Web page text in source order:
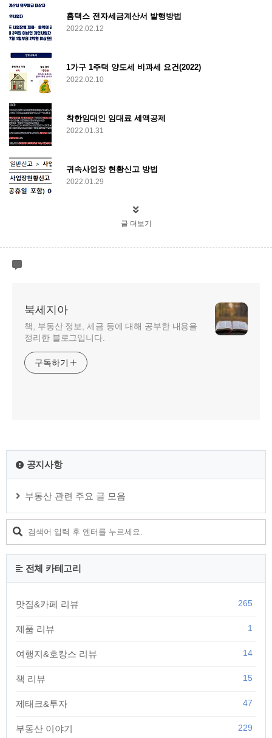
홈택스 전자세금계산서 발행방법
2022.02.12
1가구 1주택 양도세 비과세 요건(2022)
2022.02.10
착한임대인 임대료 세액공제
2022.01.31
귀속사업장 현황신고 방법
2022.01.29
글 더보기
북세지아
책, 부동산 정보, 세금 등에 대해 공부한 내용을
정리한 블로그입니다.
구독하기
공지사항
부동산 관련 주요 글 모음
전체 카테고리
맛집&카페 리뷰 265
제품 리뷰 1
여행지&호캉스 리뷰 14
책 리뷰 15
제태크&투자 47
부동산 이야기 229